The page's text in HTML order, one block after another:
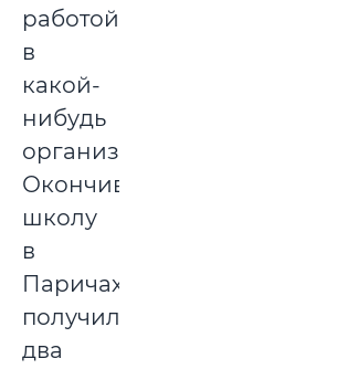
работой
в
какой-
нибудь
организации.
Окончив
школу
в
Паричах,
получила
два